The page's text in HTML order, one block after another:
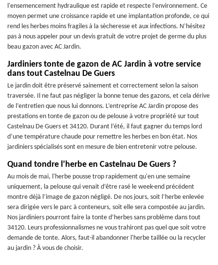
l'ensemencement hydraulique est rapide et respecte l’environnement. Ce
moyen permet une croissance rapide et une implantation profonde, ce qui
rend les herbes moins fragiles à la sècheresse et aux infections. N’hésitez
pas à nous appeler pour un devis gratuit de votre projet de germe du plus
beau gazon avec AC Jardin.
Jardiniers tonte de gazon de AC Jardin à votre service
dans tout Castelnau De Guers
Le jardin doit être préservé sainement et correctement selon la saison
traversée. Il ne faut pas négliger la bonne tenue des gazons, et cela dérive
de l’entretien que nous lui donnons. L’entreprise AC Jardin propose des
prestations en tonte de gazon ou de pelouse à votre propriété sur tout
Castelnau De Guers et 34120. Durant l’été, il faut gagner du temps lord
d’une température chaude pour remettre les herbes en bon état. Nos
jardiniers spécialisés sont en mesure de bien entretenir votre pelouse.
Quand tondre l’herbe en Castelnau De Guers ?
Au mois de mai, l'herbe pousse trop rapidement qu'en une semaine
uniquement, la pelouse qui venait d’être rasé le week-end précédent
montre déjà l’image de gazon négligé. De nos jours, soit l’herbe enlevée
sera dirigée vers le parc à conteneurs, soit elle sera compostée au jardin.
Nos jardiniers pourront faire la tonte d’herbes sans problème dans tout
34120. Leurs professionnalismes ne vous trahiront pas quel que soit votre
demande de tonte. Alors, faut-il abandonner l'herbe taillée ou la recycler
au jardin ? À vous de choisir.